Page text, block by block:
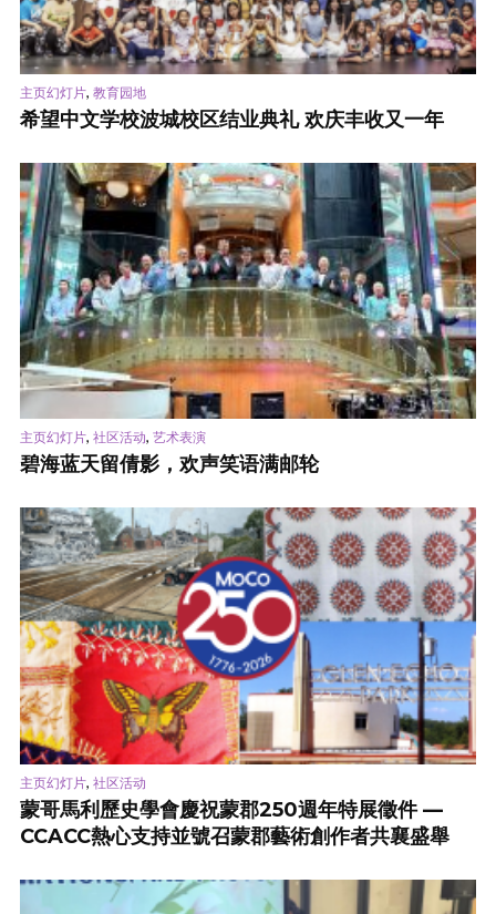
主页幻灯片, 教育园地
希望中文学校波城校区结业典礼 欢庆丰收又一年
主页幻灯片, 社区活动, 艺术表演
碧海蓝天留倩影，欢声笑语满邮轮
主页幻灯片, 社区活动
蒙哥馬利歷史學會慶祝蒙郡250週年特展徵件 —
CCACC熱心支持並號召蒙郡藝術創作者共襄盛舉